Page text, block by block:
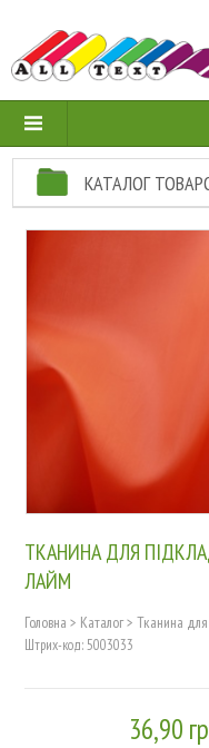
КАТАЛОГ
ТКАНИНА ДЛЯ
ЛАЙМ
Головна > Каталог> Тканина
Штрих-код: 5003033
36,90